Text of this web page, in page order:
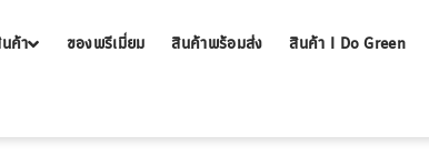
ค้า ของพรีเมี่ยม สินค้าพร้อมส่ง สินค้า I Do Green